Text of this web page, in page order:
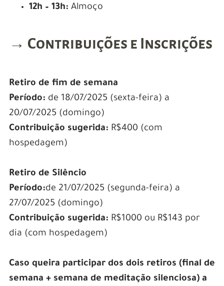
12h – 13h: Almoço
→ Contribuições e Inscrições
Retiro de fim de semana
Período: de 18/07/2025 (sexta-feira) a
20/07/2025 (domingo)
Contribuição sugerida: R$400 (com
hospedagem)
Retiro de Silêncio
Período:de 21/07/2025 (segunda-feira) a
27/07/2025 (domingo)
Contribuição sugerida: R$1000 ou R$143 por
dia (com hospedagem)
Caso queira participar dos dois retiros (final de
semana + semana de meditação silenciosa) a